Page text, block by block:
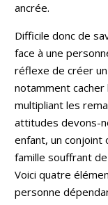
ancrée.
Difficile donc de
face à une
réflexe de créer
notamment cacher
multipliant les
attitudes devons-
enfant, un conjoint
famille souffrant
Voici quatre
personne